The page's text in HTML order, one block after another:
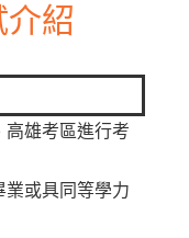
紹
中旬考試，於全台考